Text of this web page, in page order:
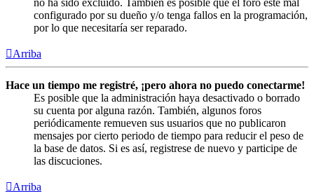
configurado por su dueño y/o tenga fallos en la programación,
por lo que necesitaría ser reparado.
Arriba
Hace un tiempo me registré, ¡pero ahora no puedo conectarme!
Es posible que la administración haya desactivado o borrado
su cuenta por alguna razón. También, algunos foros
periódicamente remueven sus usuarios que no publicaron
mensajes por cierto periodo de tiempo para reducir el peso de
la base de datos. Si es así, registrese de nuevo y participe de
las discuciones.
Arriba